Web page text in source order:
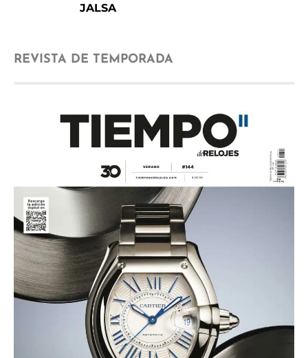
JALSA
REVISTA DE TEMPORADA